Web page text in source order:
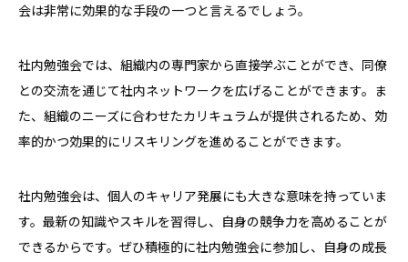
会は非常に効果的な手段の一つと言えるでしょう。
社内勉強会では、組織内の専門家から直接学ぶことができ、同僚
との交流を通じて社内ネットワークを広げることができます。ま
た、組織のニーズに合わせたカリキュラムが提供されるため、効
率的かつ効果的にリスキリングを進めることができます。
社内勉強会は、個人のキャリア発展にも大きな意味を持っていま
す。最新の知識やスキルを習得し、自身の競争力を高めることが
できるからです。ぜひ積極的に社内勉強会に参加し、自身の成長